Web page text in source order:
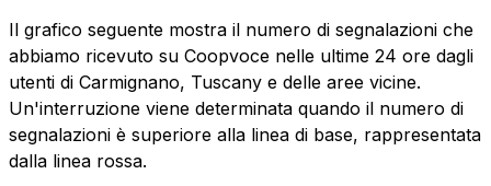
Il grafico seguente mostra il numero di segnalazioni che
abbiamo ricevuto su Coopvoce nelle ultime 24 ore dagli
utenti di Carmignano, Tuscany e delle aree vicine.
Un'interruzione viene determinata quando il numero di
segnalazioni è superiore alla linea di base, rappresentata
dalla linea rossa.